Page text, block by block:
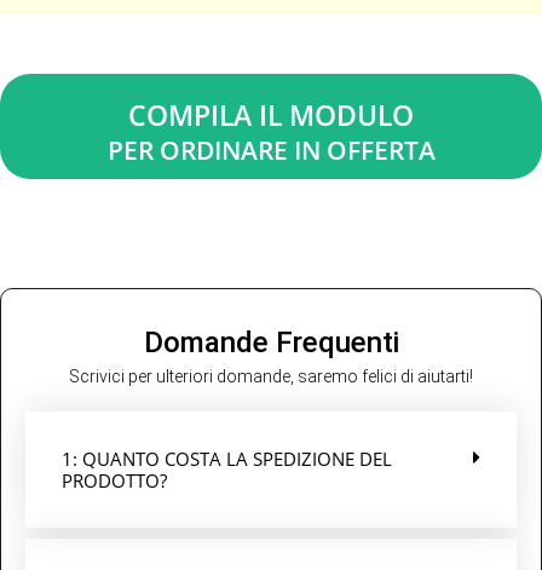
COMPILA IL MODULO
PER ORDINARE IN OFFERTA
Domande Frequenti
Scrivici per ulteriori domande, saremo felici di aiutarti!
1: QUANTO COSTA LA SPEDIZIONE DEL
PRODOTTO?